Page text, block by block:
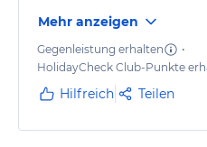
Serviceangebote
• Rezeption
• Taxiservice
• Autovermietung und
• Wäscheservice und Reinigung
• früher Check-in und später
Besonders hervorheben
abwechslungsreich, frisch
Jeden Tag gab es eine
Aufenthalt nicht
Mehr anzeigen
Gegenleistung erhalten
•
HolidayCheck Club-Punkte
Hilfreich Teilen